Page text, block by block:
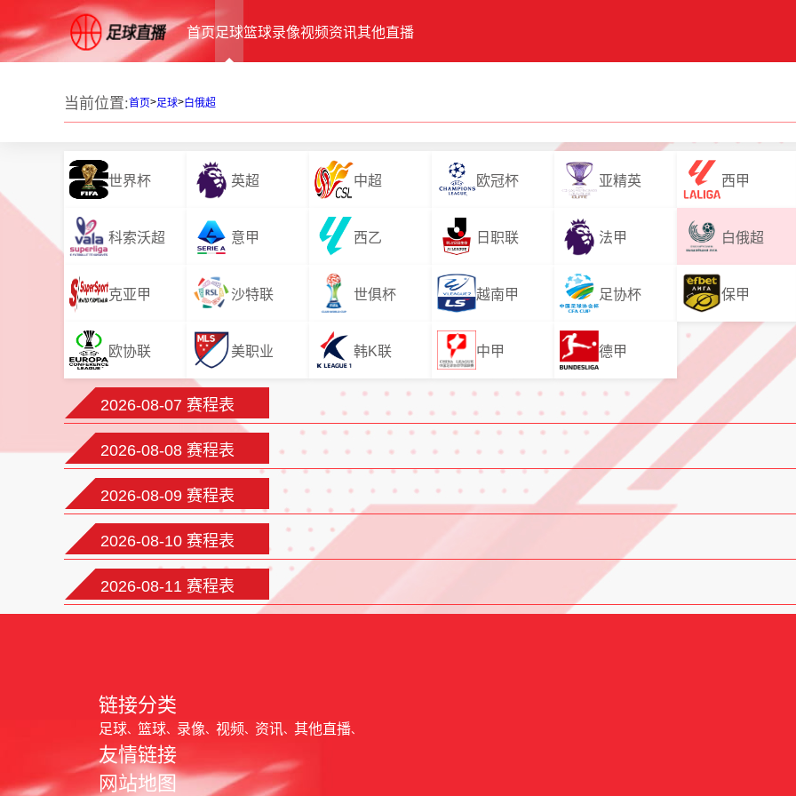
首页足球篮球录像视频资讯其他直播
当前位置:首页>足球>白俄超
世界杯 英超 中超 欧冠杯 亚精英 西甲
科索沃超 意甲 西乙 日职联 法甲 白俄超
克亚甲 沙特联 世俱杯 越南甲 足协杯 保甲
欧协联 美职业 韩K联 中甲 德甲
2026-08-07 赛程表
2026-08-08 赛程表
2026-08-09 赛程表
2026-08-10 赛程表
2026-08-11 赛程表
链接分类
足球 篮球 录像 视频 资讯 其他直播
友情链接
网站地图